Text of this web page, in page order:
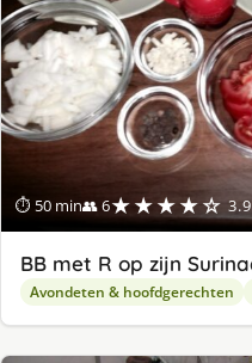
⏱ 50 min👥 6★★★★☆
BB met R op zijn
Avondeten & hoofdgerechten